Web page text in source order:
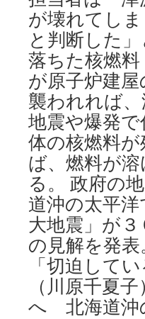
が壊れてし
と判断した
落ちた核燃
が原子炉建
襲われれば
地震や爆発
体の核燃料
ば、燃料が
る。 政府の
道沖の太平
大地震」が
の見解を発
「切迫して
（川原千夏
へ 北海道沖